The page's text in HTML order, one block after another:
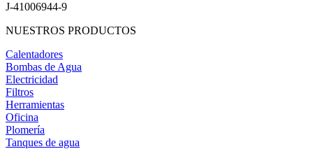
J-41006944-9
NUESTROS PRODUCTOS
Calentadores
Bombas de Agua
Electricidad
Filtros
Herramientas
Oficina
Plomería
Tanques de agua